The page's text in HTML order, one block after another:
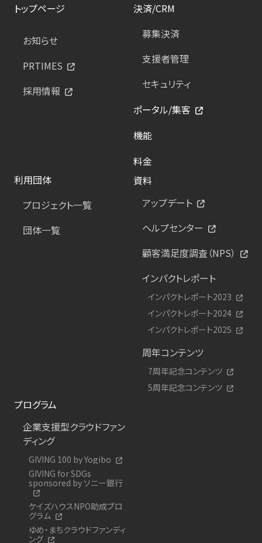
トップページ
お知らせ
PRTIMES
採用情報
決済/CRM
募集決済
支援者管理
セキュリティ
ポータル/集客
機能
料金
利用団体
プロジェクト一覧
団体一覧
資料
アップデート
ヘルプセンター
顧客満足度調査（NPS）
インパクトレポート
インパクトレポート2023
インパクトレポート2024
インパクトレポート2025
周年コンテンツ
7周年記念コンテンツ
5周年記念コンテンツ
プログラム
企業支援型クラウドファン
ディング
GIVING 100 by Yogibo
GIVING for SDGs
sponsored by ソニー銀行
ケイズハウスNPO助成プロ
グラム
ゆめ・まちクラウドファンディ
ング